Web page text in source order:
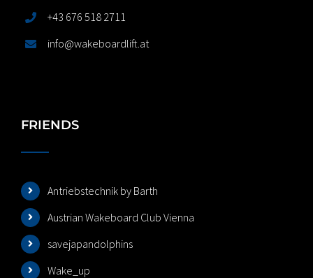
+43 676 518 2711
info@wakeboardlift.at
FRIENDS
Antriebstechnik by Barth
Austrian Wakeboard Club Vienna
savejapandolphins
Wake_up